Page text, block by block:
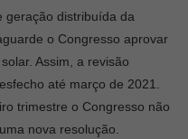
geração distribuída da
o Congresso aprovar
Assim, a revisão
até março de 2021.
trimestre o Congresso não
nova resolução.